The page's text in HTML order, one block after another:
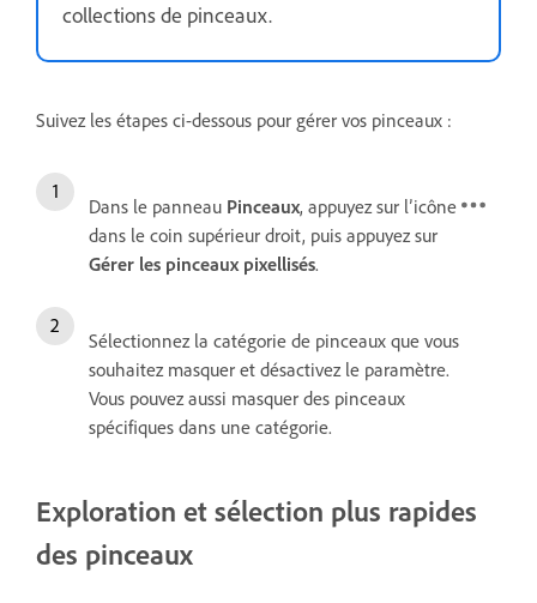
collections de pinceaux.
Suivez les étapes ci-dessous pour gérer vos pinceaux :
Dans le panneau Pinceaux, appuyez sur l’icône
dans le coin supérieur droit, puis appuyez sur
Gérer les pinceaux pixellisés.
Sélectionnez la catégorie de pinceaux que vous
souhaitez masquer et désactivez le paramètre.
Vous pouvez aussi masquer des pinceaux
spécifiques dans une catégorie.
Exploration et sélection plus rapides
des pinceaux